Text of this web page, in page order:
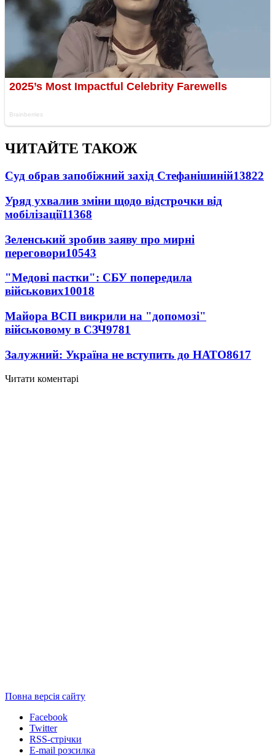
ЧИТАЙТЕ ТАКОЖ
Суд обрав запобіжний захід Стефанішиній13822
Уряд ухвалив зміни щодо відстрочки від
мобілізації11368
Зеленський зробив заяву про мирні
переговори10543
"Медові пастки": СБУ попередила
військових10018
Майора ВСП викрили на "допомозі"
військовому в СЗЧ9781
Залужний: Україна не вступить до НАТО8617
Читати коментарі
Повна версія сайту
Facebook
Twitter
RSS-стрічки
E-mail розсилка